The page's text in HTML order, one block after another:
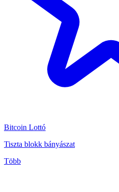
Bitcoin Lottó
Tiszta blokk bányászat
Több